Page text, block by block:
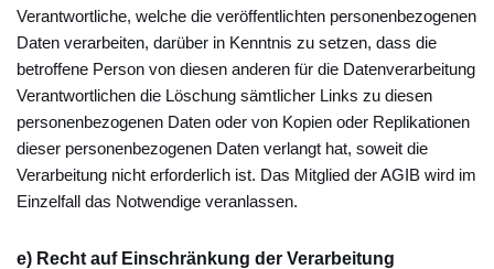
Verantwortliche, welche die veröffentlichten personenbezogenen
Daten verarbeiten, darüber in Kenntnis zu setzen, dass die
betroffene Person von diesen anderen für die Datenverarbeitung
Verantwortlichen die Löschung sämtlicher Links zu diesen
personenbezogenen Daten oder von Kopien oder Replikationen
dieser personenbezogenen Daten verlangt hat, soweit die
Verarbeitung nicht erforderlich ist. Das Mitglied der AGIB wird im
Einzelfall das Notwendige veranlassen.
e) Recht auf Einschränkung der Verarbeitung